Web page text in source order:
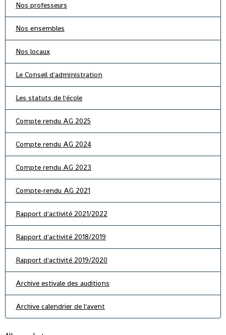
Nos professeurs
Nos ensembles
Nos locaux
Le Conseil d'administration
Les statuts de l'école
Compte rendu AG 2025
Compte rendu AG 2024
Compte rendu AG 2023
Compte-rendu AG 2021
Rapport d'activité 2021/2022
Rapport d'activité 2018/2019
Rapport d'activité 2019/2020
Archive estivale des auditions
Archive calendrier de l'avent